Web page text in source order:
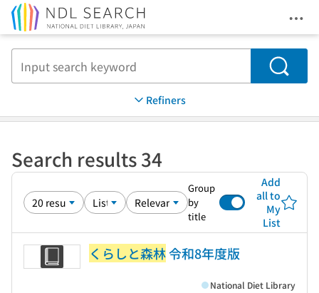
Search
Refiners
Search results 34
Group
by
title
Add
all to
My
List
くらしと森林令和8年度版
National Diet Library